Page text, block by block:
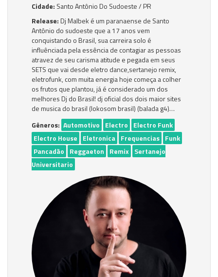
Cidade: Santo Antônio Do Sudoeste / PR
Release:Dj Malbek é um paranaense de Santo
Antônio do sudoeste que a 17 anos vem
conquistando o Brasil, sua carreira solo é
influênciada pela essência de contagiar as pessoas
atravez de seu carisma atitude e pegada em seus
SETS que vai desde eletro dance,sertanejo remix,
eletrofunk, com muita energia hoje começa a colher
os frutos que plantou, já é considerado um dos
melhores Dj do Brasil! dj oficial dos dois maior sites
de musica do brasil (lokosom brasil) (balada g4)…
Gêneros: Automotivo Electro
Electro Funk
Electro House
Eletronica Frequencias Funk
Pancadão
Reggaeton Remix Sertanejo
Universitario